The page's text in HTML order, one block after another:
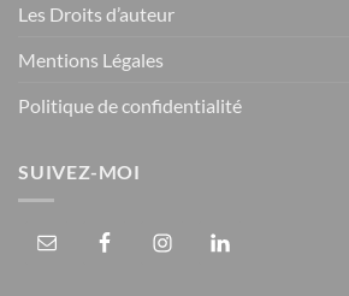
Les Droits d’auteur
Mentions Légales
Politique de confidentialité
SUIVEZ-MOI